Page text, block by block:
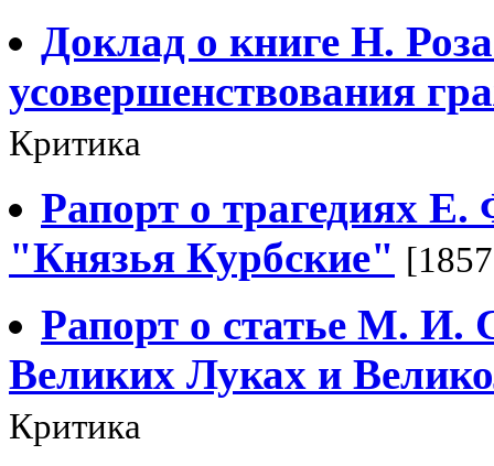
Доклад о книге Н.
усовершенствования
Критика
Рапорт о трагедиях
"Князья Курбские"
Рапорт о статье М. И.
Великих Луках и
Критика